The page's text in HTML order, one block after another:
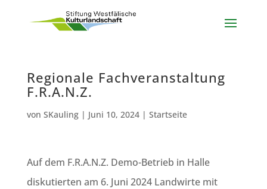
Regionale Fachveranstaltung
F.R.A.N.Z.
von SKauling| Juni 10, 2024| Startseite
Auf dem F.R.A.N.Z. Demo-Betrieb in Halle
diskutierten am 6. Juni 2024 Landwirte mit